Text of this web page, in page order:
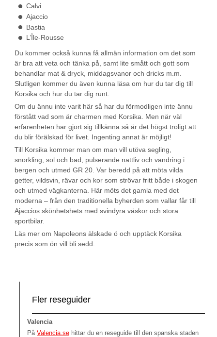
Calvi
Ajaccio
Bastia
L’Île-Rousse
Du kommer också kunna få allmän information om det som
är bra att veta och tänka på, samt lite smått och gott som
behandlar mat & dryck, middagsvanor och dricks m.m.
Slutligen kommer du även kunna läsa om hur du tar dig till
Korsika och hur du tar dig runt.
Om du ännu inte varit här så har du förmodligen inte ännu
förstått vad som är charmen med Korsika. Men när väl
erfarenheten har gjort sig tillkänna så är det högst troligt att
du blir förälskad för livet. Ingenting annat är möjligt!
Till Korsika kommer man om man vill utöva segling,
snorkling, sol och bad, pulserande nattliv och vandring i
bergen och utmed GR 20. Var beredd på att möta vilda
getter, vildsvin, rävar och kor som strövar fritt både i skogen
och utmed vägkanterna. Här möts det gamla med det
moderna – från den traditionella byherden som vallar får till
Ajaccios skönhetshets med svindyra väskor och stora
sportbilar.
Läs mer om Napoleons älskade ö och upptäck Korsika
precis som ön vill bli sedd.
Fler reseguider
Valencia
På Valencia.se hittar du en reseguide till den spanska staden